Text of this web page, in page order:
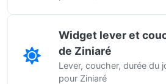
Widget lever et
de Ziniaré
Lever, coucher, durée du
pour Ziniaré